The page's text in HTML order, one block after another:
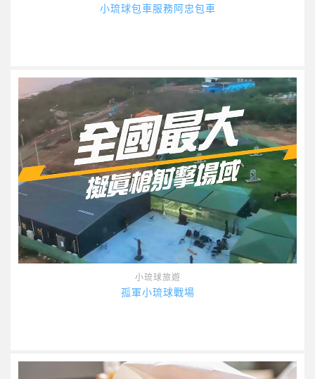
小琉球包車服務阿忠包車
小琉球旅遊
孤軍小琉球戰場